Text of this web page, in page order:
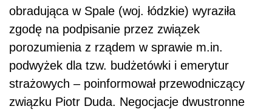
obradująca w Spale (woj. łódzkie) wyraziła
zgodę na podpisanie przez związek
porozumienia z rządem w sprawie m.in.
podwyżek dla tzw. budżetówki i emerytur
strażowych – poinformował przewodniczący
związku Piotr Duda. Negocjacje dwustronne